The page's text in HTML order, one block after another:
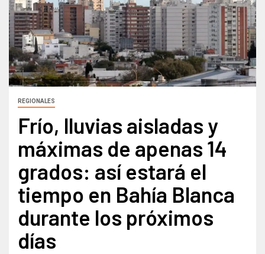
REGIONALES
Frío, lluvias aisladas y
máximas de apenas 14
grados: así estará el
tiempo en Bahía Blanca
durante los próximos
días​